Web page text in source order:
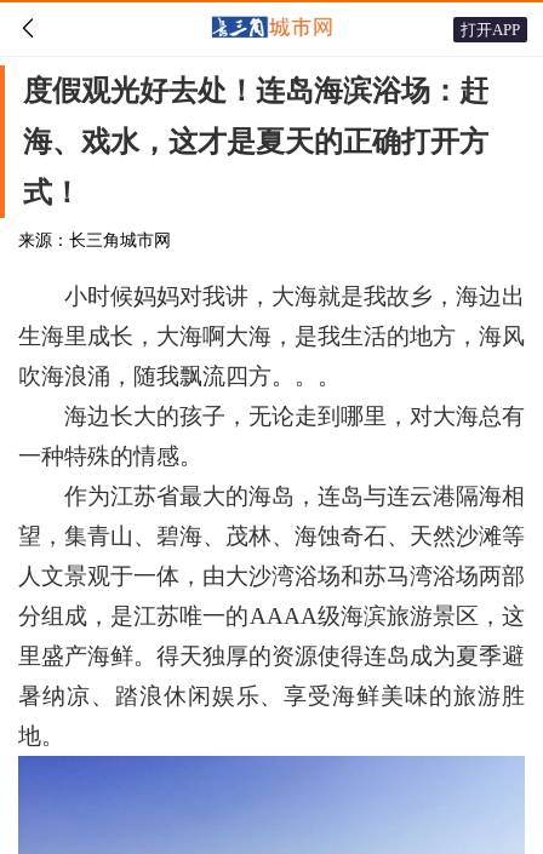
 打开APP
度假观光好去处！连岛海滨浴场：赶
海、戏水，这才是夏天的正确打开方
式！
来源：长三角城市网
小时候妈妈对我讲，大海就是我故乡，海边出
生海里成长，大海啊大海，是我生活的地方，海风
吹海浪涌，随我飘流四方。。。
海边长大的孩子，无论走到哪里，对大海总有
一种特殊的情感。
作为江苏省最大的海岛，连岛与连云港隔海相
望，集青山、碧海、茂林、海蚀奇石、天然沙滩等
人文景观于一体，由大沙湾浴场和苏马湾浴场两部
分组成，是江苏唯一的AAAA级海滨旅游景区，这
里盛产海鲜。得天独厚的资源使得连岛成为夏季避
暑纳凉、踏浪休闲娱乐、享受海鲜美味的旅游胜
地。